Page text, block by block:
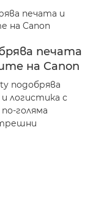
печата
на Canon
подобрява
логистика с
голяма